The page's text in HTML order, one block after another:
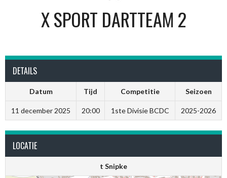
X SPORT DARTTEAM 2
DETAILS
Datum Tijd Competitie Seizoen
11 december 2025 20:00 1ste Divisie BCDC 2025-2026
LOCATIE
t Snipke